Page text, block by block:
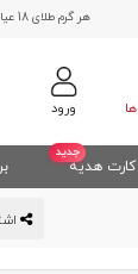
هر گرم طلای 18 عیار:
ورود
جدید
کارت هدیه